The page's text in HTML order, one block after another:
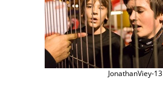
JonathanViey-13